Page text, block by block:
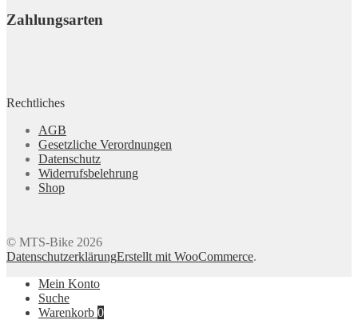
Zahlungsarten
Rechtliches
AGB
Gesetzliche Verordnungen
Datenschutz
Widerrufsbelehrung
Shop
© MTS-Bike 2026
DatenschutzerklärungErstellt mit WooCommerce.
Mein Konto
Suche
Warenkorb 0